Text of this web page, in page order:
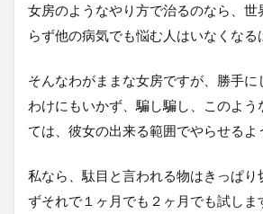
女房のようなやり方で治るのなら、世
らず他の病気でも悩む人はいなくなる
そんなわがままな女房ですが、勝手に
わけにもいかず、騙し騙し、このよう
ては、彼女の出来る範囲でやらせるよ
私なら、駄目と言われる物はきっぱり
ずそれで１ヶ月でも２ヶ月でも試しま